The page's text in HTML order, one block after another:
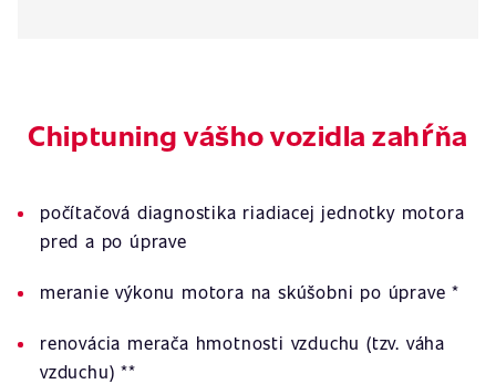
Chiptuning vášho vozidla zahŕňa
počítačová diagnostika riadiacej jednotky motora
pred a po úprave
meranie výkonu motora na skúšobni po úprave *
renovácia merača hmotnosti vzduchu (tzv. váha
vzduchu) **